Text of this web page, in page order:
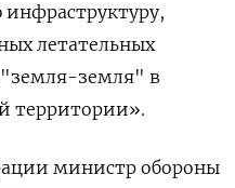
летательных
"земля-земля" в
территории».
министр обороны